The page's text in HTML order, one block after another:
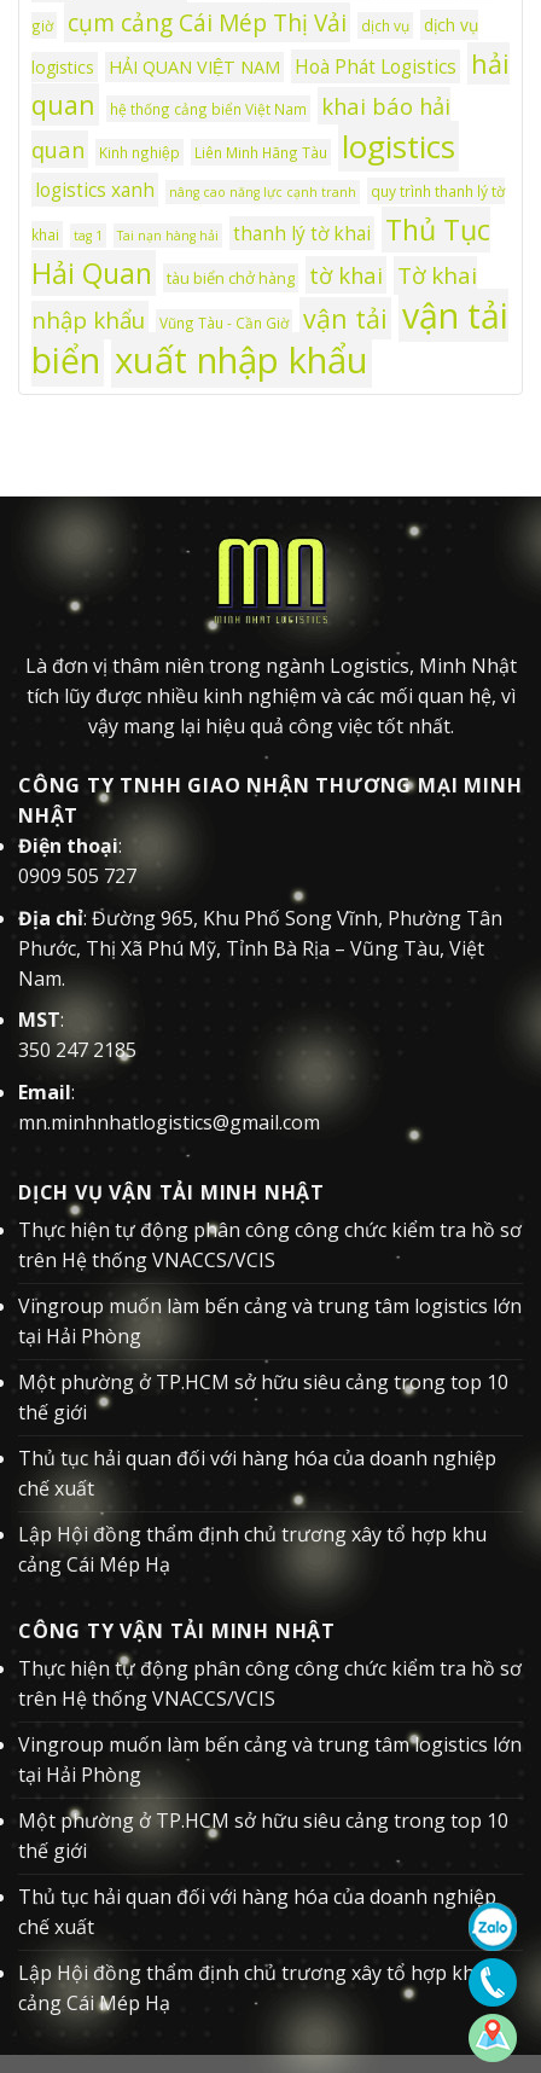
giờ cụm cảng Cái Mép Thị Vải dịch vụ
dịch vụ
logistics
HẢI QUAN VIỆT NAM Hoà Phát Logistics
hải
quan
hệ thống cảng biển Việt Nam
khai báo hải
quan
Kinh nghiệp Liên Minh Hãng Tàu logistics
logistics xanh nâng cao năng lực cạnh tranh quy trình thanh lý tờ
khai tag 1 Tai nạn hàng hải thanh lý tờ khai
Thủ Tục
Hải Quan
tàu biển chở hàng tờ khai Tờ khai
nhập khẩu
Vũng Tàu - Cần Giờ vận tải vận tải
biển xuất nhập khẩu
Là đơn vị thâm niên trong ngành Logistics, Minh Nhật
tích lũy được nhiều kinh nghiệm và các mối quan hệ, vì
vậy mang lại hiệu quả công việc tốt nhất.
CÔNG TY TNHH GIAO NHẬN THƯƠNG MẠI MINH
NHẬT
Điện thoại:
0909 505 727
Địa chỉ: Đường 965, Khu Phố Song Vĩnh, Phường Tân
Phước, Thị Xã Phú Mỹ, Tỉnh Bà Rịa – Vũng Tàu, Việt
Nam.
MST:
350 247 2185
Email:
mn.minhnhatlogistics@gmail.com
DỊCH VỤ VẬN TẢI MINH NHẬT
Thực hiện tự động phân công công chức kiểm tra hồ sơ
trên Hệ thống VNACCS/VCIS
Vingroup muốn làm bến cảng và trung tâm logistics lớn
tại Hải Phòng
Một phường ở TP.HCM sở hữu siêu cảng trong top 10
thế giới
Thủ tục hải quan đối với hàng hóa của doanh nghiệp
chế xuất
Lập Hội đồng thẩm định chủ trương xây tổ hợp khu
cảng Cái Mép Hạ
CÔNG TY VẬN TẢI MINH NHẬT
Thực hiện tự động phân công công chức kiểm tra hồ sơ
trên Hệ thống VNACCS/VCIS
Vingroup muốn làm bến cảng và trung tâm logistics lớn
tại Hải Phòng
Một phường ở TP.HCM sở hữu siêu cảng trong top 10
thế giới
Thủ tục hải quan đối với hàng hóa của doanh nghiệp
chế xuất
Lập Hội đồng thẩm định chủ trương xây tổ hợp khu
cảng Cái Mép Hạ